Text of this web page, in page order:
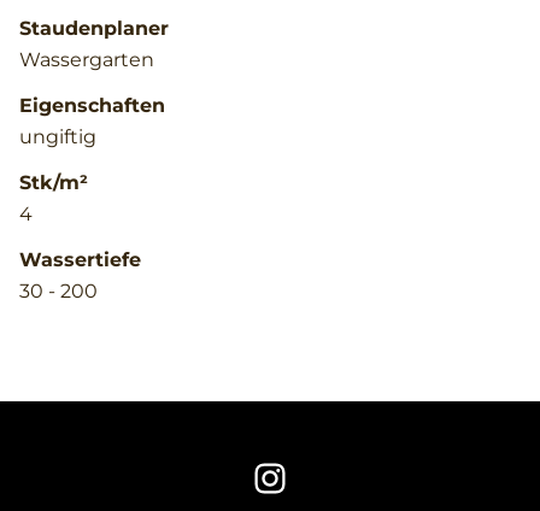
Staudenplaner
Wassergarten
Eigenschaften
ungiftig
Stk/m²
4
Wassertiefe
30 - 200